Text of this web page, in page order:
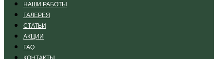
НАШИ РАБОТЫ
ГАЛЕРЕЯ
СТАТЬИ
АКЦИИ
FAQ